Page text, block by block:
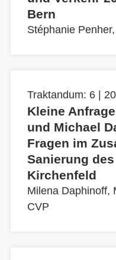
Bern
Stéphanie
Traktandum: 6 |
Kleine
und Michael
Fragen im
Sanierung
Kirchenfeld
Milena Daphinoff,
CVP